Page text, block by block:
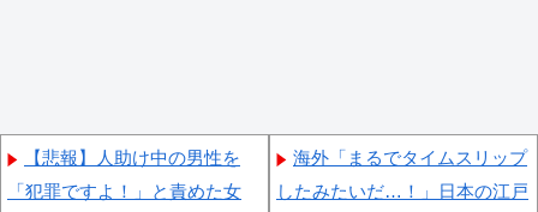
【悲報】人助け中の男性を
「犯罪ですよ！」と責めた女
海外「まるでタイムスリップ
したみたいだ…！」日本の江戸